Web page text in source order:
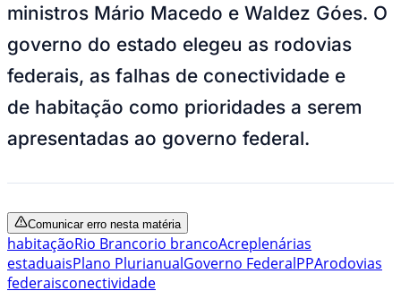
ministros Mário Macedo e Waldez Góes. O
governo do estado elegeu as rodovias
federais, as falhas de conectividade e
de habitação como prioridades a serem
apresentadas ao governo federal.
Comunicar erro nesta matéria
habitaçãoRio Brancorio brancoAcreplenárias
estaduaisPlano PlurianualGoverno FederalPPArodovias
federaisconectividade